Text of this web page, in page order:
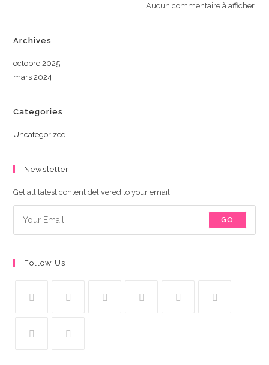
Aucun commentaire à afficher.
Archives
octobre 2025
mars 2024
Categories
Uncategorized
Newsletter
Get all latest content delivered to your email.
GO
Follow Us